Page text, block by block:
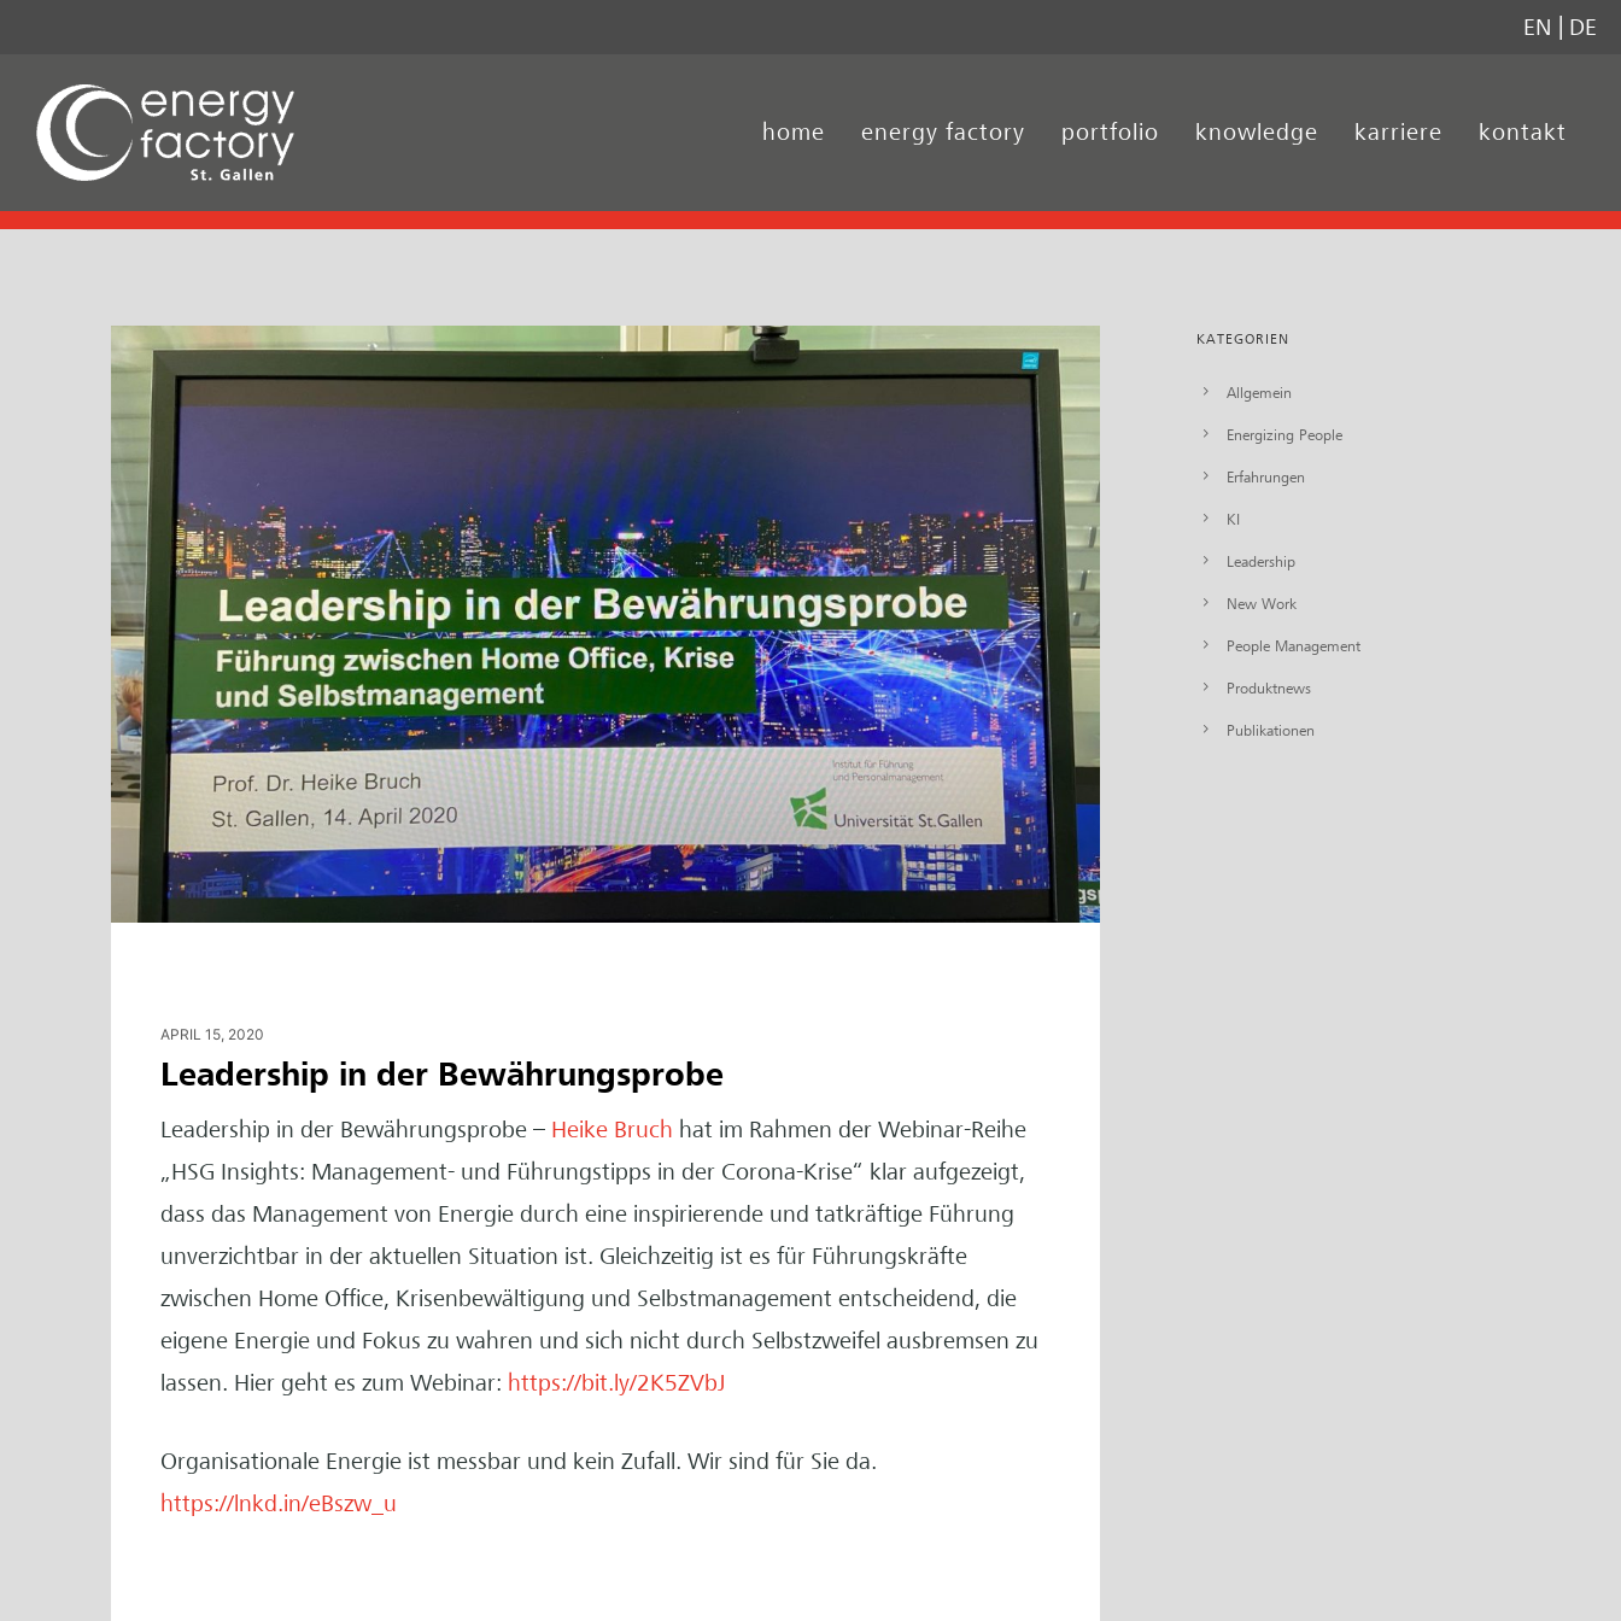
EN DE
home energy factory portfolio knowledge karriere kontakt
APRIL 15, 2020
Leadership in der Bewährungsprobe
Leadership in der Bewährungsprobe – Heike Bruch hat im Rahmen der Webinar-Reihe
„HSG Insights: Management- und Führungstipps in der Corona-Krise“ klar aufgezeigt,
dass das Management von Energie durch eine inspirierende und tatkräftige Führung
unverzichtbar in der aktuellen Situation ist. Gleichzeitig ist es für Führungskräfte
zwischen Home Office, Krisenbewältigung und Selbstmanagement entscheidend, die
eigene Energie und Fokus zu wahren und sich nicht durch Selbstzweifel ausbremsen zu
lassen. Hier geht es zum Webinar: https://bit.ly/2K5ZVbJ
Organisationale Energie ist messbar und kein Zufall. Wir sind für Sie da.
https://lnkd.in/eBszw_u
KATEGORIEN
Allgemein
Energizing People
Erfahrungen
KI
Leadership
New Work
People Management
Produktnews
Publikationen